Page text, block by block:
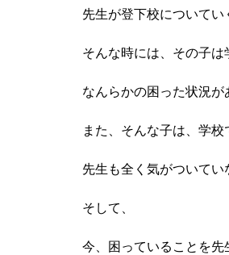
先生が登下校についてい
そんな時には、その子は
なんらかの困った状況が
また、そんな子は、学校
先生も全く気がついてい
そして、
今、困っていることを先